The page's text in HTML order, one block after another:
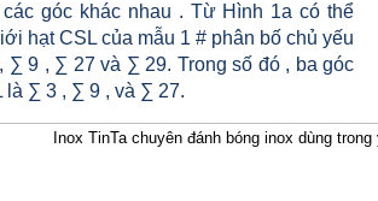
góc khác nhau . Từ Hình 1a có thể
hạt CSL của mẫu 1 # phân bố chủ yếu
∑ 9 , ∑ 27 và ∑ 29. Trong số đó , ba góc
là ∑ 3 , ∑ 9 , và ∑ 27.